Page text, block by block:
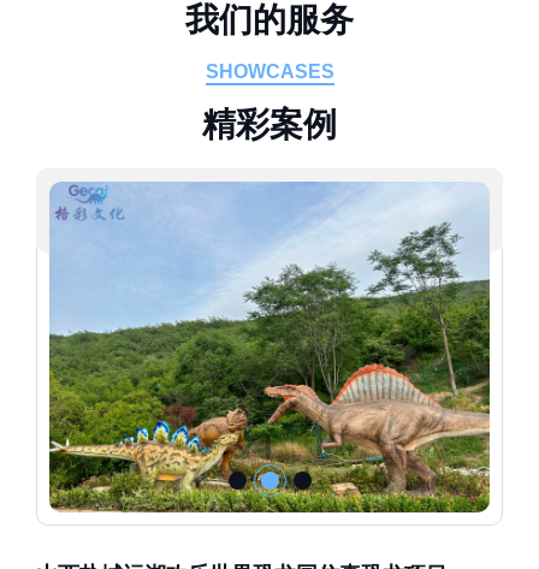
我们的服务
SHOWCASES
精彩案例